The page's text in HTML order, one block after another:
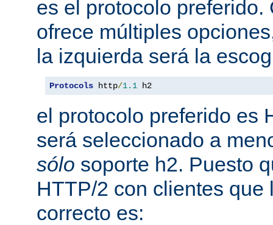
es el protocolo preferido.
ofrece múltiples
la izquierda será la
Protocols http/1.1 h2
el protocolo preferido es
será seleccionado a
sólo soporte h2. Puesto
HTTP/2 con clientes que
correcto es: